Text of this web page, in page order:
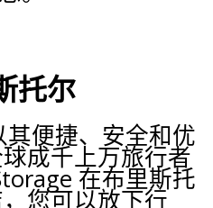
托尔
其便捷、安全和优
成千上万旅行者
在布里斯托
您可以放下行